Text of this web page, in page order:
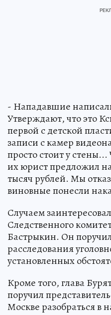
- Нападавшие
Утверждают, что это
первой с детской
записи с камер
просто стоит у
их юрист предложил
тысяч рублей. Мы
виновные понесли
Случаем
Следственного
Бастрыкин. Он
расследования
установленных
Кроме того, глава
поручил
Москве разобраться в